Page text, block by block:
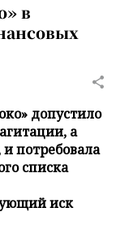
в
допустило
а
потребовала
списка
иск